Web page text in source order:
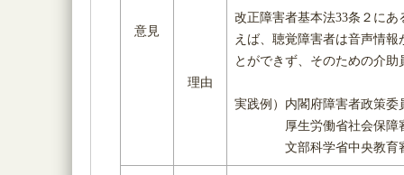
意見
理由
改正障害者基本法33条２に
えば、聴覚障害者は音声情
とができず、そのための介助
実践例）内閣府障害者政策委
厚生労働省社会保障審
文部科学省中央教育